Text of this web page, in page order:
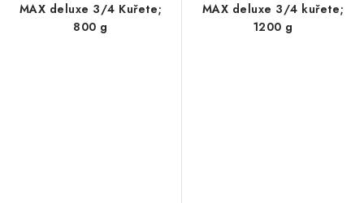
MAX deluxe 3/4 Kuřete;
800 g
MAX deluxe 3/4 kuřete;
1200 g